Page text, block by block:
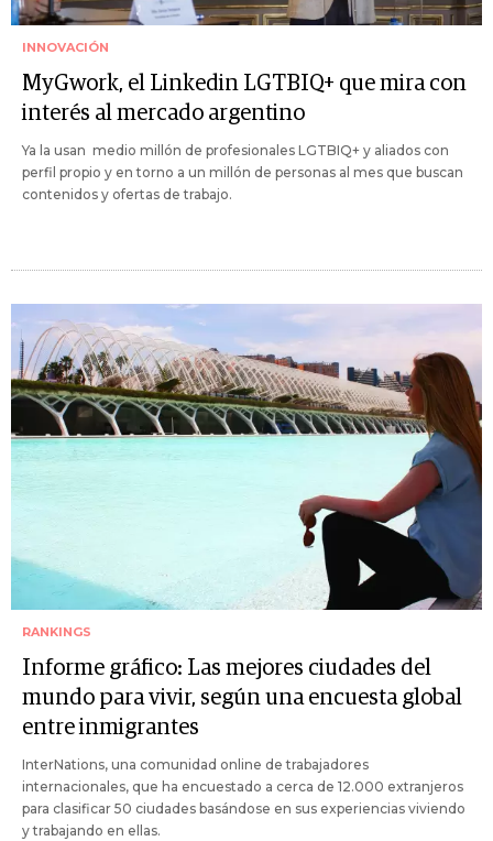
INNOVACIÓN
MyGwork, el Linkedin LGTBIQ+ que mira con
interés al mercado argentino
Ya la usan medio millón de profesionales LGTBIQ+ y aliados con
perfil propio y en torno a un millón de personas al mes que buscan
contenidos y ofertas de trabajo.
RANKINGS
Informe gráfico: Las mejores ciudades del
mundo para vivir, según una encuesta global
entre inmigrantes
InterNations, una comunidad online de trabajadores
internacionales, que ha encuestado a cerca de 12.000 extranjeros
para clasificar 50 ciudades basándose en sus experiencias viviendo
y trabajando en ellas.